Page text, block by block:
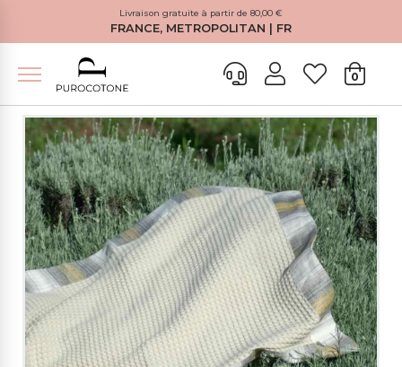
Livraison gratuite à partir de 80,00 €
FRANCE, METROPOLITAN | FR
0